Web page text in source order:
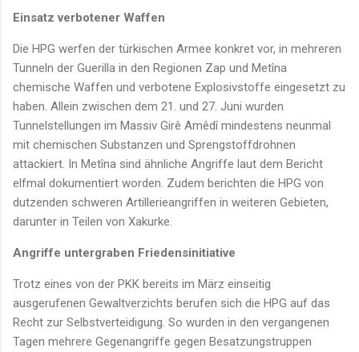
Einsatz verbotener Waffen
Die HPG werfen der türkischen Armee konkret vor, in mehreren
Tunneln der Guerilla in den Regionen Zap und Metîna
chemische Waffen und verbotene Explosivstoffe eingesetzt zu
haben. Allein zwischen dem 21. und 27. Juni wurden
Tunnelstellungen im Massiv Girê Amêdî mindestens neunmal
mit chemischen Substanzen und Sprengstoffdrohnen
attackiert. In Metîna sind ähnliche Angriffe laut dem Bericht
elfmal dokumentiert worden. Zudem berichten die HPG von
dutzenden schweren Artillerieangriffen in weiteren Gebieten,
darunter in Teilen von Xakurke.
Angriffe untergraben Friedensinitiative
Trotz eines von der PKK bereits im März einseitig
ausgerufenen Gewaltverzichts berufen sich die HPG auf das
Recht zur Selbstverteidigung. So wurden in den vergangenen
Tagen mehrere Gegenangriffe gegen Besatzungstruppen